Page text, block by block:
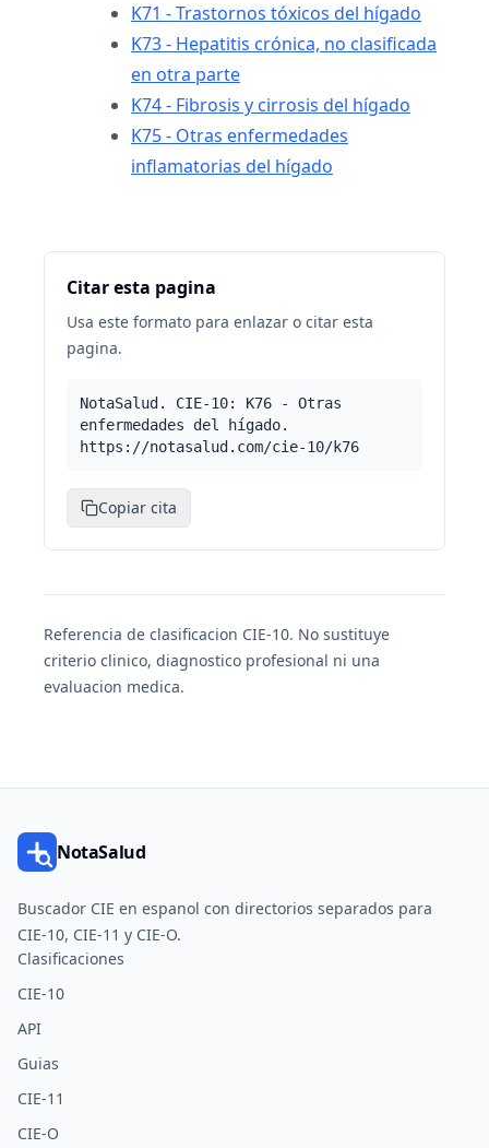
K71 - Trastornos tóxicos del hígado
K73 - Hepatitis crónica, no clasificada
en otra parte
K74 - Fibrosis y cirrosis del hígado
K75 - Otras enfermedades
inflamatorias del hígado
Citar esta pagina
Usa este formato para enlazar o citar esta
pagina.
NotaSalud. CIE-10: K76 - Otras
enfermedades del hígado.
https://notasalud.com/cie-10/k76
Copiar cita
Referencia de clasificacion CIE-10. No sustituye
criterio clinico, diagnostico profesional ni una
evaluacion medica.
NotaSalud
Buscador CIE en espanol con directorios separados para
CIE-10, CIE-11 y CIE-O.
Clasificaciones
CIE-10
API
Guias
CIE-11
CIE-O